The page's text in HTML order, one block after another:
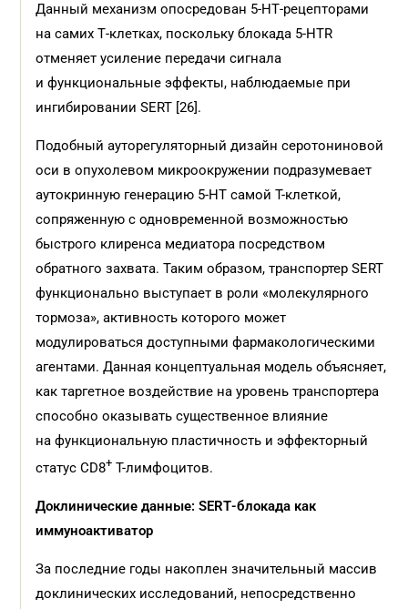
Данный механизм опосредован 5‑HT‑рецепторами
на самих Т‑клетках, поскольку блокада 5‑HTR
отменяет усиление передачи сигнала
и функциональные эффекты, наблюдаемые при
ингибировании SERT [26].
Подобный ауторегуляторный дизайн серотониновой
оси в опухолевом микроокружении подразумевает
аутокринную генерацию 5-HT самой Т-клеткой,
сопряженную с одновременной возможностью
быстрого клиренса медиатора посредством
обратного захвата. Таким образом, транспортер SERT
функционально выступает в роли «молекулярного
тормоза», активность которого может
модулироваться доступными фармакологическими
агентами. Данная концептуальная модель объясняет,
как таргетное воздействие на уровень транспортера
способно оказывать существенное влияние
на функциональную пластичность и эффекторный
статус CD8+ Т-лимфоцитов.
Доклинические данные: SERT‑блокада как
иммуноактиватор
За последние годы накоплен значительный массив
доклинических исследований, непосредственно